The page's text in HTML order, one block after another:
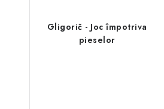
Gligorič - Joc împotriva
pieselor